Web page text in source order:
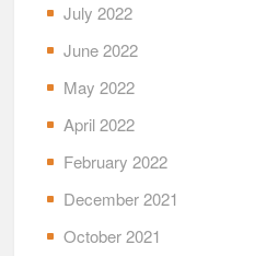
July 2022
June 2022
May 2022
April 2022
February 2022
December 2021
October 2021